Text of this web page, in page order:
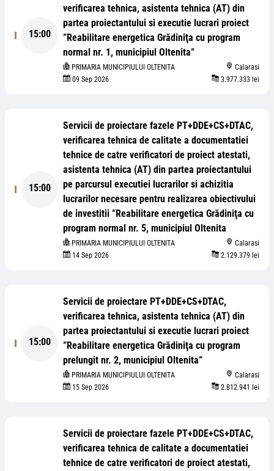
15:00
verificarea tehnica, asistenta tehnica (AT) din
partea proiectantului si executie lucrari proiect
”Reabilitare energetica Grădiniţa cu program
normal nr. 1, municipiul Oltenita”
PRIMARIA MUNICIPIULUI OLTENITA
Calarasi
09 Sep 2026
3.977.333 lei
15:00
Servicii de proiectare fazele PT+DDE+CS+DTAC,
verificarea tehnica de calitate a documentatiei
tehnice de catre verificatori de proiect atestati,
asistenta tehnica (AT) din partea proiectantului
pe parcursul executiei lucrarilor si achizitia
lucrarilor necesare pentru realizarea obiectivului
de investitii ”Reabilitare energetica Grădiniţa cu
program normal nr. 5, municipiul Oltenita
PRIMARIA MUNICIPIULUI OLTENITA
Calarasi
14 Sep 2026
2.129.379 lei
15:00
Servicii de proiectare PT+DDE+CS+DTAC,
verificarea tehnica, asistenta tehnica (AT) din
partea proiectantului si executie lucrari proiect
”Reabilitare energetica Grădiniţa cu program
prelungit nr. 2, municipiul Oltenita”
PRIMARIA MUNICIPIULUI OLTENITA
Calarasi
15 Sep 2026
2.812.941 lei
Servicii de proiectare fazele PT+DDE+CS+DTAC,
verificarea tehnica de calitate a documentatiei
tehnice de catre verificatori de proiect atestati,